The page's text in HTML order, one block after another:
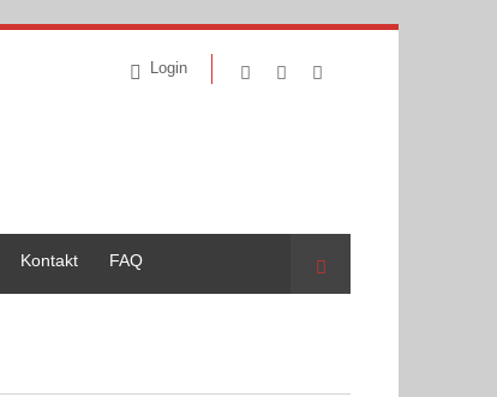
Login
Kontakt FAQ Suche